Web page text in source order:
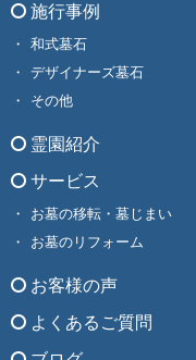
施行事例
和式墓石
デザイナーズ墓石
その他
霊園紹介
サービス
お墓の移転・墓じまい
お墓のリフォーム
お客様の声
よくあるご質問